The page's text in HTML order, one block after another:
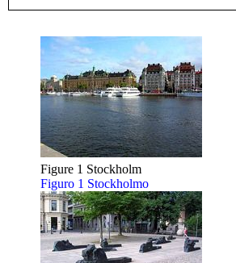
Figure 1 Stockholm
Figuro 1 Stockholmo